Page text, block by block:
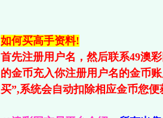
如何买高手资料!
首先注册用户名，然后联系49澳
的金币充入你注册用户名的金币
买”,系统会自动扣除相应金币您